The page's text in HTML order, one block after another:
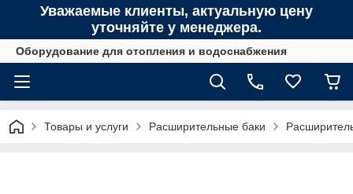
Уважаемые клиенты, актуальную цену
уточняйте у менеджера.
Оборудование для отопления и водоснабжения
Товары и услуги Расширительные баки